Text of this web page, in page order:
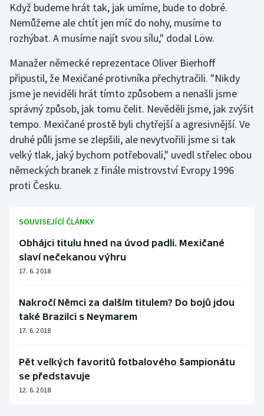
Ragby
Rychlobruslení
Rychlostní kanoistika
Short track
Sportovní střelba
Stolní tenis
Triatlon
Volejbal
Když budeme hrát tak, jak umíme, bude to dobré.
Nemůžeme ale chtít jen míč do nohy, musíme to
rozhýbat. A musíme najít svou sílu," dodal Löw.
Manažer německé reprezentace Oliver Bierhoff
připustil, že Mexičané protivníka přechytračili. "Nikdy
jsme je neviděli hrát tímto způsobem a nenašli jsme
správný způsob, jak tomu čelit. Nevěděli jsme, jak zvýšit
tempo. Mexičané prostě byli chytřejší a agresivnější. Ve
druhé půli jsme se zlepšili, ale nevytvořili jsme si tak
velký tlak, jaký bychom potřebovali," uvedl střelec obou
německých branek z finále mistrovství Evropy 1996
proti Česku.
SOUVISEJÍCÍ ČLÁNKY
Obhájci titulu hned na úvod padli. Mexičané
slaví nečekanou výhru
17. 6. 2018
Nakročí Němci za dalším titulem? Do bojů jdou
také Brazilci s Neymarem
17. 6. 2018
Pět velkých favoritů fotbalového šampionátu
se představuje
12. 6. 2018